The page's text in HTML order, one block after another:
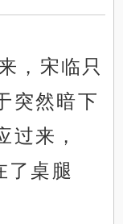
，宋临只
突然暗下
过来，
了桌腿